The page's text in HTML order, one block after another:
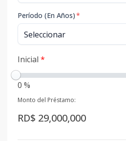
Período (En Años)*
Inicial *
0 %
Monto del Préstamo:
RD$ 29,000,000